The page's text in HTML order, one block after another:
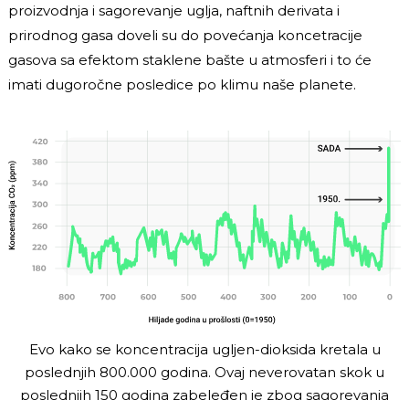
proizvodnja i sagorevanje uglja, naftnih derivata i
prirodnog gasa doveli su do povećanja koncetracije
gasova sa efektom staklene bašte u atmosferi i to će
imati dugoročne posledice po klimu naše planete.
Evo kako se koncentracija ugljen-dioksida kretala u
poslednjih 800.000 godina. Ovaj neverovatan skok u
poslednjih 150 godina zabeleđen je zbog sagorevanja